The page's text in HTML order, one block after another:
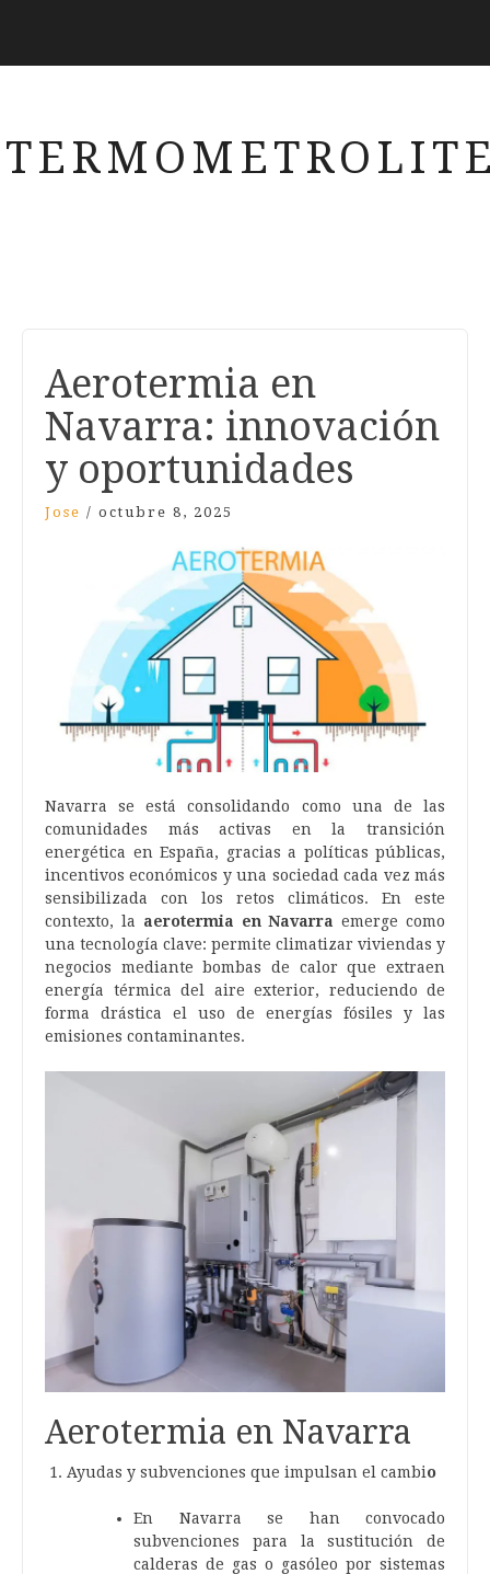
Aerotermia en
Navarra: innovación
y oportunidades
Jose / octubre 8, 2025
Navarra se está consolidando como una de las
comunidades más activas en la transición
energética en España, gracias a políticas públicas,
incentivos económicos y una sociedad cada vez más
sensibilizada con los retos climáticos. En este
contexto, la aerotermia en Navarra emerge como
una tecnología clave: permite climatizar viviendas y
negocios mediante bombas de calor que extraen
energía térmica del aire exterior, reduciendo de
forma drástica el uso de energías fósiles y las
emisiones contaminantes.
Aerotermia en Navarra
Ayudas y subvenciones que impulsan el cambio
En Navarra se han convocado
subvenciones para la sustitución de
calderas de gas o gasóleo por sistemas